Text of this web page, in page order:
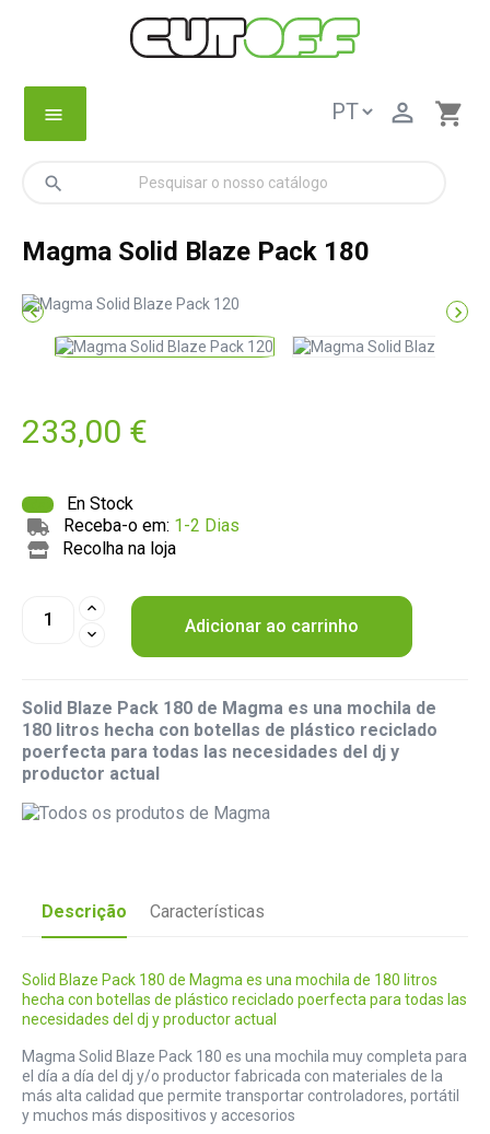
menu shopping_cart

search
Magma Solid Blaze Pack 180
 
233,00 €
En Stock
Receba-o em: 1-2 Dias
Recolha na loja
Adicionar ao carrinho
Solid Blaze Pack 180 de Magma es una mochila de
180 litros hecha con botellas de plástico reciclado
poerfecta para todas las necesidades del dj y
productor actual
Descrição Características
Solid Blaze Pack 180 de Magma es una mochila de 180 litros
hecha con botellas de plástico reciclado poerfecta para todas las
necesidades del dj y productor actual
Magma Solid Blaze Pack 180 es una mochila muy completa para
el día a día del dj y/o productor fabricada con materiales de la
más alta calidad que permite transportar controladores, portátil
y muchos más dispositivos y accesorios